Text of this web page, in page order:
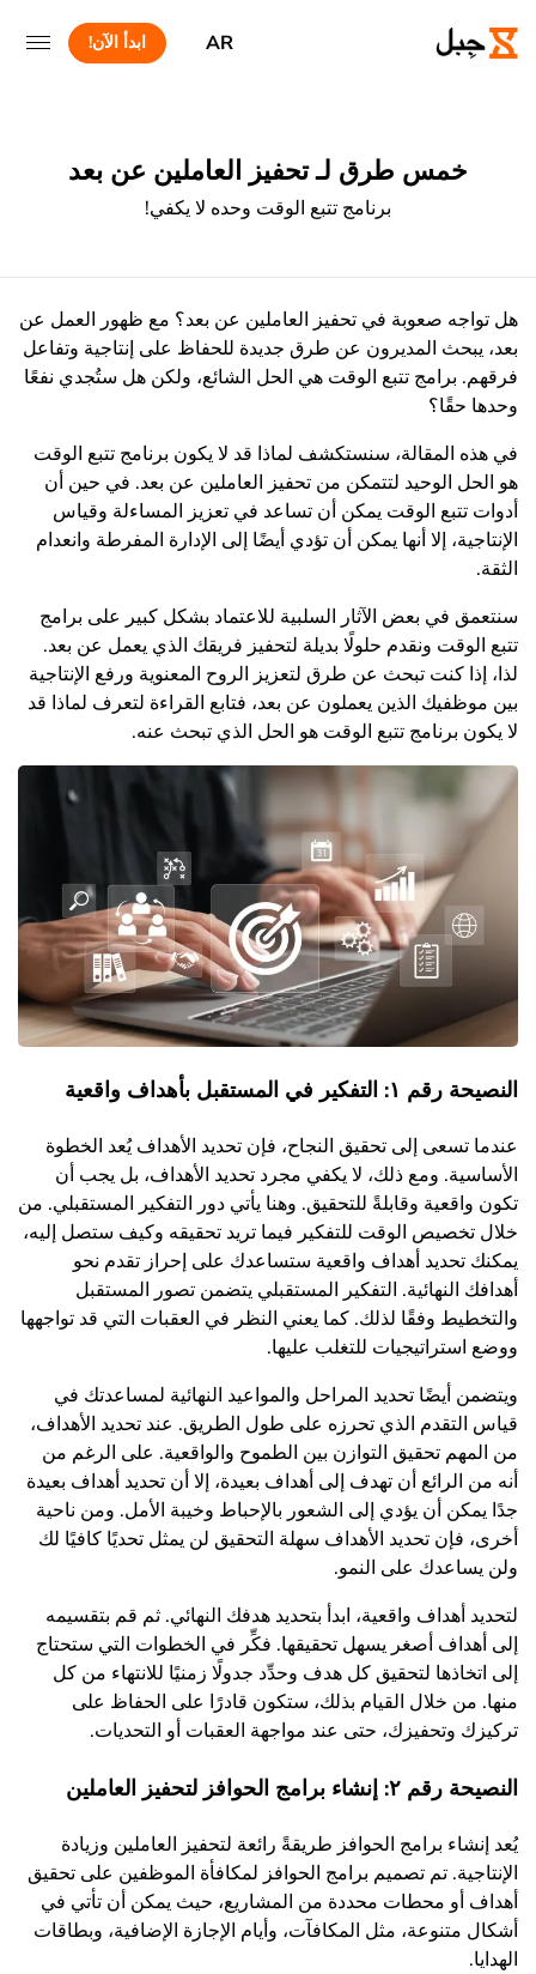
AR ابدأ الآن!
خمس طرق لـ تحفيز العاملين عن بعد
برنامج تتبع الوقت وحده لا يكفي!
هل تواجه صعوبة في تحفيز العاملين عن بعد؟ مع ظهور العمل عن
بعد، يبحث المديرون عن طرق جديدة للحفاظ على إنتاجية وتفاعل
فرقهم. برامج تتبع الوقت هي الحل الشائع، ولكن هل ستُجدي نفعًا
وحدها حقًا؟
في هذه المقالة، سنستكشف لماذا قد لا يكون برنامج تتبع الوقت
هو الحل الوحيد لتتمكن من تحفيز العاملين عن بعد. في حين أن
أدوات تتبع الوقت يمكن أن تساعد في تعزيز المساءلة وقياس
الإنتاجية، إلا أنها يمكن أن تؤدي أيضًا إلى الإدارة المفرطة وانعدام
الثقة.
سنتعمق في بعض الآثار السلبية للاعتماد بشكل كبير على برامج
تتبع الوقت ونقدم حلولًا بديلة لتحفيز فريقك الذي يعمل عن بعد.
لذا، إذا كنت تبحث عن طرق لتعزيز الروح المعنوية ورفع الإنتاجية
بين موظفيك الذين يعملون عن بعد، فتابع القراءة لتعرف لماذا قد
لا يكون برنامج تتبع الوقت هو الحل الذي تبحث عنه.
النصيحة رقم ١: التفكير في المستقبل بأهداف واقعية
عندما تسعى إلى تحقيق النجاح، فإن تحديد الأهداف يُعد الخطوة
الأساسية. ومع ذلك، لا يكفي مجرد تحديد الأهداف، بل يجب أن
تكون واقعية وقابلةً للتحقيق. وهنا يأتي دور التفكير المستقبلي. من
خلال تخصيص الوقت للتفكير فيما تريد تحقيقه وكيف ستصل إليه،
يمكنك تحديد أهداف واقعية ستساعدك على إحراز تقدم نحو
أهدافك النهائية. التفكير المستقبلي يتضمن تصور المستقبل
والتخطيط وفقًا لذلك. كما يعني النظر في العقبات التي قد تواجهها
ووضع استراتيجيات للتغلب عليها.
ويتضمن أيضًا تحديد المراحل والمواعيد النهائية لمساعدتك في
قياس التقدم الذي تحرزه على طول الطريق. عند تحديد الأهداف،
من المهم تحقيق التوازن بين الطموح والواقعية. على الرغم من
أنه من الرائع أن تهدف إلى أهداف بعيدة، إلا أن تحديد أهداف بعيدة
جدًا يمكن أن يؤدي إلى الشعور بالإحباط وخيبة الأمل. ومن ناحية
أخرى، فإن تحديد الأهداف سهلة التحقيق لن يمثل تحديًا كافيًا لك
ولن يساعدك على النمو.
لتحديد أهداف واقعية، ابدأ بتحديد هدفك النهائي. ثم قم بتقسيمه
إلى أهداف أصغر يسهل تحقيقها. فكِّر في الخطوات التي ستحتاج
إلى اتخاذها لتحقيق كل هدف وحدِّد جدولًا زمنيًا للانتهاء من كل
منها. من خلال القيام بذلك، ستكون قادرًا على الحفاظ على
تركيزك وتحفيزك، حتى عند مواجهة العقبات أو التحديات.
النصيحة رقم ٢: إنشاء برامج الحوافز لتحفيز العاملين
يُعد إنشاء برامج الحوافز طريقةً رائعة لتحفيز العاملين وزيادة
الإنتاجية. تم تصميم برامج الحوافز لمكافأة الموظفين على تحقيق
أهداف أو محطات محددة من المشاريع، حيث يمكن أن تأتي في
أشكال متنوعة، مثل المكافآت، وأيام الإجازة الإضافية، وبطاقات
الهدايا.